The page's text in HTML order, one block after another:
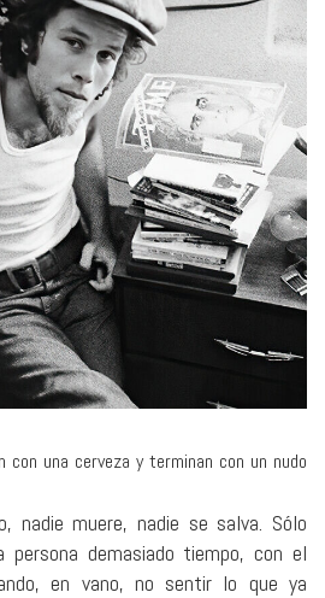
con una cerveza y terminan con un nudo
nadie muere, nadie se salva. Sólo
demasiado tiempo, con el
en vano, no sentir lo que ya